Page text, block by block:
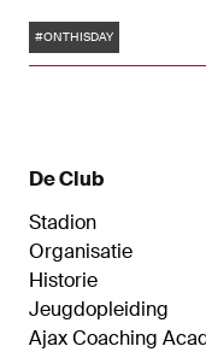
ook in Frankrijk
bijna niet meer
Tags
#ONTHISDAY
De Club
Stadion
Organisatie
Historie
Jeugdopleiding
Ajax Coaching